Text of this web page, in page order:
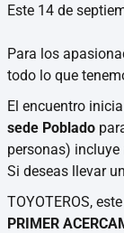
Este 14 de
Para los
todo lo que
El encuentro
sede Poblado
personas) incluye
Si deseas llevar
TOYOTEROS,
PRIMER